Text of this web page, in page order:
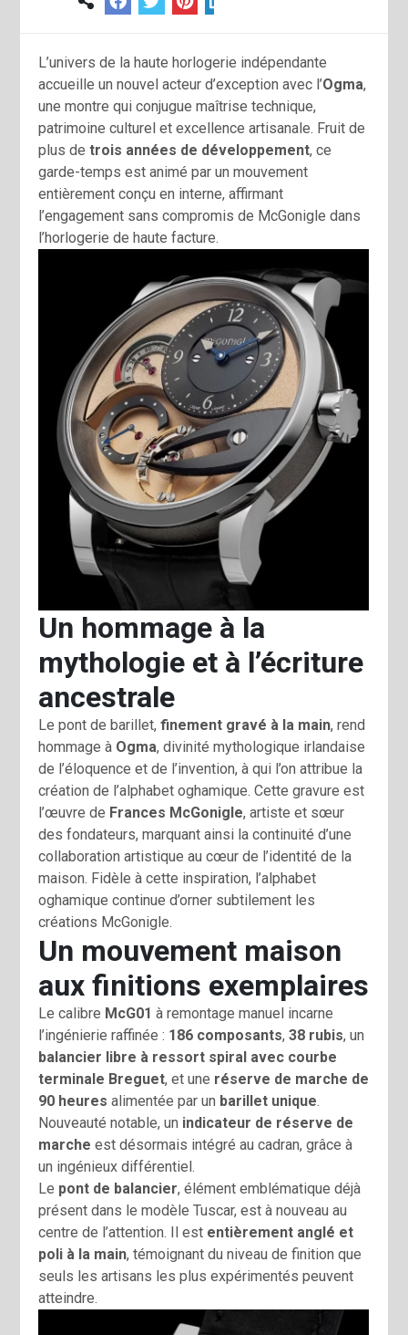
L’univers de la haute horlogerie indépendante
accueille un nouvel acteur d’exception avec l’Ogma,
une montre qui conjugue maîtrise technique,
patrimoine culturel et excellence artisanale. Fruit de
plus detrois années de développement, ce
garde-temps est animé par un mouvement
entièrement conçu en interne, affirmant
l’engagement sans compromis de McGonigle dans
l’horlogerie de haute facture.
Un hommage à la
mythologie et à l’écriture
ancestrale
Le pont de barillet,finement gravé à la main, rend
hommage à Ogma, divinité mythologique irlandaise
de l’éloquence et de l’invention, à qui l’on attribue la
création de l’alphabet oghamique. Cette gravure est
l’œuvre de Frances McGonigle, artiste et sœur
des fondateurs, marquant ainsi la continuité d’une
collaboration artistique au cœur de l’identité de la
maison. Fidèle à cette inspiration, l’alphabet
oghamique continue d’orner subtilement les
créations McGonigle.
Un mouvement maison
aux finitions exemplaires
Le calibre McG01 à remontage manuel incarne
l’ingénierie raffinée : 186 composants,38 rubis, un
balancier libre à ressort spiral avec courbe
terminale Breguet, et une réserve de marche de
90 heures alimentée par un barillet unique.
Nouveauté notable, un indicateur de réserve de
marche est désormais intégré au cadran, grâce à
un ingénieux différentiel.
Le pont de balancier, élément emblématique déjà
présent dans le modèle Tuscar, est à nouveau au
centre de l’attention. Il est entièrement anglé et
poli à la main, témoignant du niveau de finition que
seuls les artisans les plus expérimentés peuvent
atteindre.